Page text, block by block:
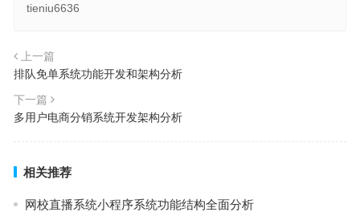
tieniu6636
上一篇
排队免单系统功能开发和架构分析
下一篇
多用户电商分销系统开发架构分析
相关推荐
网校直播系统小程序系统功能结构全面分析